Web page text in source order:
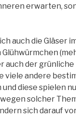
erwarten,
auch die Gläser
Glühwürmchen
auch der
viele andere
diese spielen
solcher
sich darauf